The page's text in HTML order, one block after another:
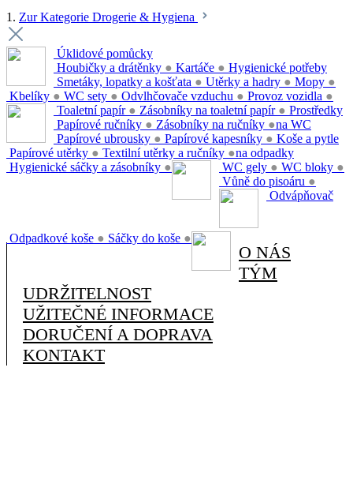
1. Zur Kategorie Drogerie & Hygiena
Úklidové pomůcky
Houbičky a drátěnky ● Kartáče ●
Smetáky, lopatky a košťata ● Utěrky a hadry ● Mopy ●
Kbelíky ● WC sety ● Odvlhčovače vzduchu ● Provoz vozidla ●
Hygienické potřeby
Toaletní papír ● Zásobníky na toaletní papír ●
Papírové ručníky ● Zásobníky na ručníky ●
Papírové ubrousky ● Papírové kapesníky ●
Papírové utěrky ● Textilní utěrky a ručníky ●
Hygienické sáčky a zásobníky ●
Prostředky
na WC
WC gely ● WC bloky ●
Vůně do pisoáru ●
Koše a pytle
na odpadky
Odpadkové koše ● Sáčky do koše ●
Odvápňovač
O NÁS
TÝM
UDRŽITELNOST
UŽITEČNÉ INFORMACE
DORUČENÍ A DOPRAVA
KONTAKT